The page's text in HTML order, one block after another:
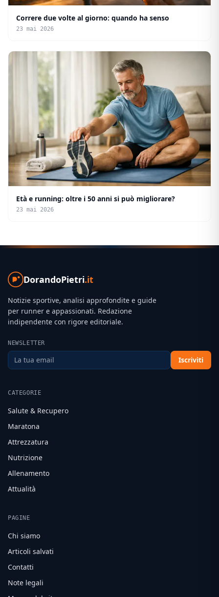
Correre due volte al giorno: quando ha senso
23 mai 2026
Età e running: oltre i 50 anni si può migliorare?
23 mai 2026
DorandoPietri.it
Notizie sportive, analisi approfondite e guide
per runner e appassionati. Redazione
indipendente con rigore editoriale.
NEWSLETTER
Iscriviti
CATEGORIE
Salute & Recupero
Maratona
Attrezzatura
Nutrizione
Allenamento
Attualità
PAGINE
Chi siamo
Articoli salvati
Contatti
Note legali